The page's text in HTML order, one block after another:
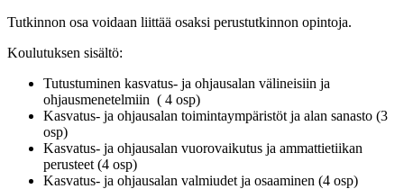
Tutkinnon osa voidaan liittää osaksi perustutkinnon opintoja.
Koulutuksen sisältö:
Tutustuminen kasvatus- ja ohjausalan välineisiin ja
ohjausmenetelmiin ( 4 osp)
Kasvatus- ja ohjausalan toimintaympäristöt ja alan sanasto (3
osp)
Kasvatus- ja ohjausalan vuorovaikutus ja ammattietiikan
perusteet (4 osp)
Kasvatus- ja ohjausalan valmiudet ja osaaminen (4 osp)